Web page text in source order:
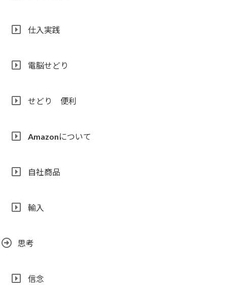
仕入実践
電脳せどり
せどり 便利
Amazonについて
自社商品
輸入
思考
信念